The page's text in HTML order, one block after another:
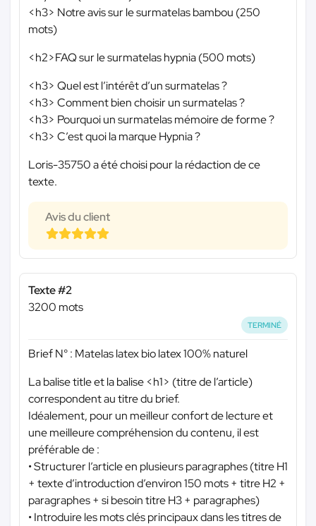
<h3> Notre avis sur le surmatelas bambou (250
mots)
<h2>FAQ sur le surmatelas hypnia (500 mots)
<h3> Quel est l’intérêt d’un surmatelas ?
<h3> Comment bien choisir un surmatelas ?
<h3> Pourquoi un surmatelas mémoire de forme ?
<h3> C’est quoi la marque Hypnia ?
Loris-35750 a été choisi pour la rédaction de ce
texte.
Avis du client
Texte #2
3200 mots
TERMINÉ
Brief N° : Matelas latex bio latex 100% naturel
La balise title et la balise <h1> (titre de l’article)
correspondent au titre du brief.
Idéalement, pour un meilleur confort de lecture et
une meilleure compréhension du contenu, il est
préférable de :
• Structurer l’article en plusieurs paragraphes (titre H1
+ texte d’introduction d’environ 150 mots + titre H2 +
paragraphes + si besoin titre H3 + paragraphes)
• Introduire les mots clés principaux dans les titres de